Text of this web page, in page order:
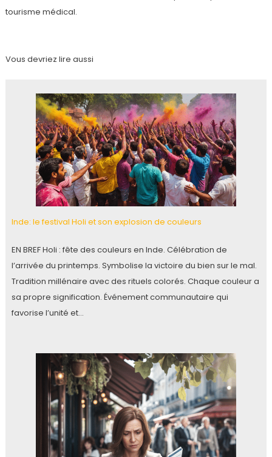
tourisme médical.
Vous devriez lire aussi
Inde: le festival Holi et son explosion de couleurs
EN BREF Holi : fête des couleurs en Inde. Célébration de
l’arrivée du printemps. Symbolise la victoire du bien sur le mal.
Tradition millénaire avec des rituels colorés. Chaque couleur a
sa propre signification. Événement communautaire qui
favorise l’unité et…